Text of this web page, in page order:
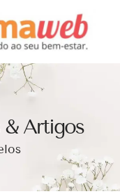
& Artigos